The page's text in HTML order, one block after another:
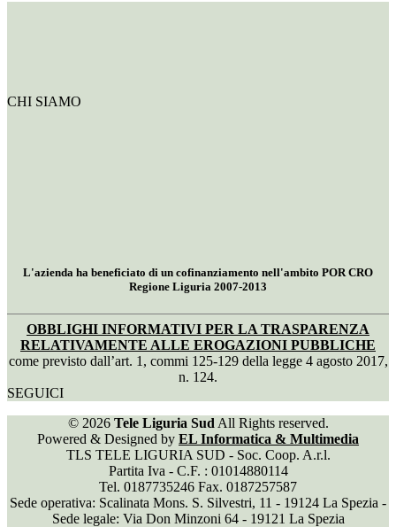
CHI SIAMO
L'azienda ha beneficiato di un cofinanziamento nell'ambito POR CRO
Regione Liguria 2007-2013
OBBLIGHI INFORMATIVI PER LA TRASPARENZA
RELATIVAMENTE ALLE EROGAZIONI PUBBLICHE
come previsto dall’art. 1, commi 125-129 della legge 4 agosto 2017,
n. 124.
SEGUICI
© 2026 Tele Liguria Sud All Rights reserved.
Powered & Designed by EL Informatica & Multimedia
TLS TELE LIGURIA SUD - Soc. Coop. A.r.l.
Partita Iva - C.F. : 01014880114
Tel. 0187735246 Fax. 0187257587
Sede operativa: Scalinata Mons. S. Silvestri, 11 - 19124 La Spezia -
Sede legale: Via Don Minzoni 64 - 19121 La Spezia